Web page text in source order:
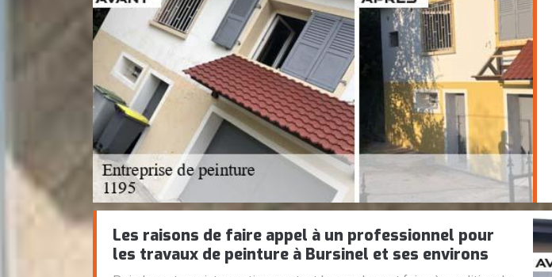
Les raisons de faire appel à un professionnel pour
les travaux de peinture à Bursinel et ses environs